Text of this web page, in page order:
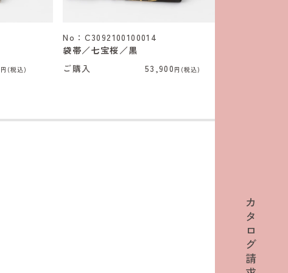
カ
タ
ロ
グ
請
円(税込)
No：C3092100100014
袋帯／七宝桜／黒
ご購入
53,900 円(税込)